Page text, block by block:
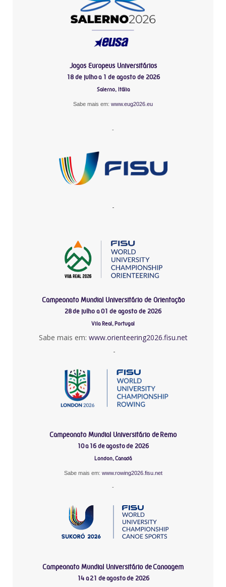
Jogos Europeus Universitários
18 de julho a 1 de agosto de 2026
Salerno, Itália
Sabe mais em: www.eug2026.eu
-
-
Campeonato Mundial Universitário de Orientação
28 de julho a 01 de agosto de 2026
Vila Real, Portugal
Sabe mais em: www.orienteering2026.fisu.net
-
Campeonato Mundial Universitário de Remo
10 a 16 de agosto de 2026
London, Canadá
Sabe mais em: www.rowing2026.fisu.net
-
Campeonato Mundial Universitário de Canoagem
14 a 21 de agosto de 2026